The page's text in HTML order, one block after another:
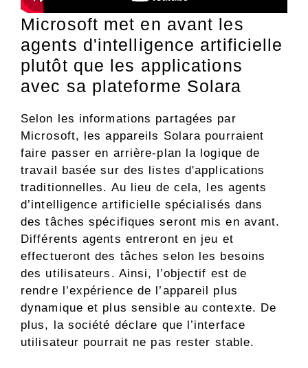
Microsoft met en avant les
agents d'intelligence artificielle
plutôt que les applications
avec sa plateforme Solara
Selon les informations partagées par
Microsoft, les appareils Solara pourraient
faire passer en arrière-plan la logique de
travail basée sur des listes d'applications
traditionnelles. Au lieu de cela, les agents
d’intelligence artificielle spécialisés dans
des tâches spécifiques seront mis en avant.
Différents agents entreront en jeu et
effectueront des tâches selon les besoins
des utilisateurs. Ainsi, l’objectif est de
rendre l’expérience de l’appareil plus
dynamique et plus sensible au contexte. De
plus, la société déclare que l’interface
utilisateur pourrait ne pas rester stable.